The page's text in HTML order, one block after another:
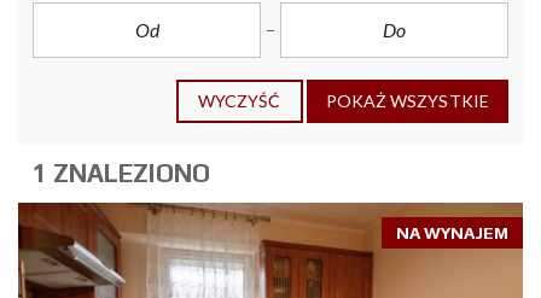
WYCZYŚĆ POKAŻ WSZYSTKIE
1 ZNALEZIONO
NA WYNAJEM